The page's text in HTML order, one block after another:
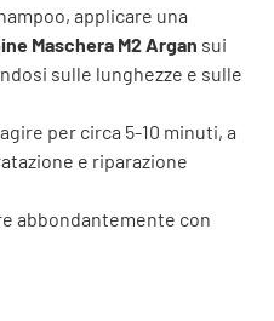
applicare una
Maschera M2 Argan sui
sulle lunghezze e sulle
per circa 5-10 minuti, a
e riparazione
abbondantemente con